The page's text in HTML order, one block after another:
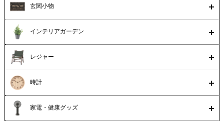
玄関小物
インテリアガーデン
レジャー
時計
家電・健康グッズ